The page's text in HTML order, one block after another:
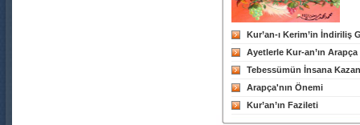
Kur’an-ı Kerim’in İndiriliş
Ayetlerle Kur-an’ın Arapça
Tebessümün İnsana
Arapça'nın Önemi
Kur’an’ın Fazileti